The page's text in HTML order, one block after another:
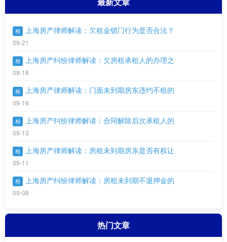
相 上海房产律师解读：欠租金锁门行为是否合法？
09-21
相 上海房产纠纷律师解读：欠房租承租人的办理之
09-18
相 上海房产律师解读：门面未到期房东违约不租的
09-16
相 上海房产纠纷律师解读：合同解除后次承租人的
09-13
相 上海房产律师解读：房租未到期房东是否有权让
09-11
相 上海房产纠纷律师解读：房租未到期不退押金的
09-08
热门文章